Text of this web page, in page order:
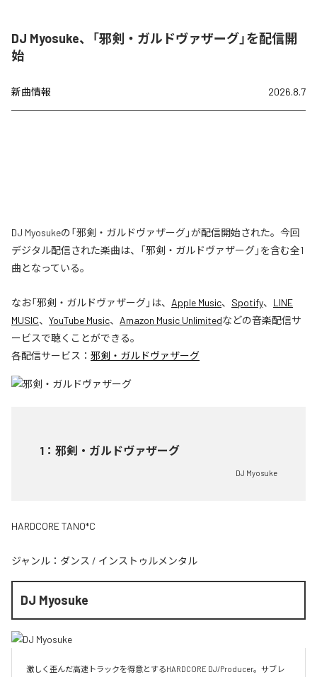
DJ Myosuke、「邪剣・ガルドヴァザーグ」を配信開
始
新曲情報 2026.8.7
DJ Myosukeの「邪剣・ガルドヴァザーグ」が配信開始された。今回
デジタル配信された楽曲は、「邪剣・ガルドヴァザーグ」を含む全1
曲となっている。
なお「邪剣・ガルドヴァザーグ」は、 Apple Music、 Spotify、 LINE
MUSIC、 YouTube Music、 Amazon Music Unlimitedなどの音楽配信サ
ービスで聴くことができる。
各配信サービス： 邪剣・ガルドヴァザーグ
1 ： 邪剣・ガルドヴァザーグ
DJ Myosuke
HARDCORE TANO*C
ジャンル： ダンス / インストゥルメンタル
DJ Myosuke
激しく歪んだ高速トラックを得意とするHARDCORE DJ/Producer。サブレ